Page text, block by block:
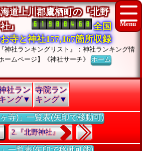
道上川郡鷹栖町の『北野
社』
全国
寺と神社157,167箇所収録
『神社ランキングリスト』：神社ランキング情
ームページ】《神社サーチ》ホーム
社ラン
ング▼
寺院ラン
キング▼
寺)」一覧表(矢印で移動可)
2.『北野神社』